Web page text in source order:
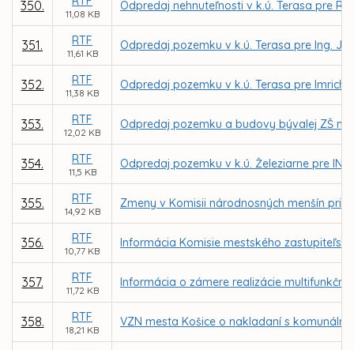
350.
11,08 KB
Odpredaj nehnuteľnosti v k.ú. Terasa pre
351. RTF
11,61 KB
Odpredaj pozemku v k.ú. Terasa pre Ing.
352. RTF
11,38 KB
Odpredaj pozemku v k.ú. Terasa pre
353. RTF
12,02 KB
Odpredaj pozemku a budovy bývalej ZŠ na
354. RTF
11,5 KB
Odpredaj pozemku v k.ú. Železiarne pre
355. RTF
14,92 KB
Zmeny v Komisii národnosných menšín pri
356. RTF
10,77 KB
Informácia Komisie mestského
357. RTF
11,72 KB
Informácia o zámere realizácie
358. RTF
18,21 KB
VZN mesta Košice o nakladaní s